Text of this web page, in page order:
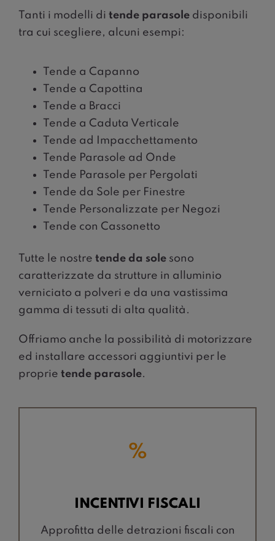
Tanti i modelli di tende parasoledisponibili
tra cui scegliere, alcuni esempi:
Tende a Capanno
Tende a Capottina
Tende a Bracci
Tende a Caduta Verticale
Tende ad Impacchettamento
Tende Parasole ad Onde
Tende Parasole per Pergolati
Tende da Sole per Finestre
Tende Personalizzate per Negozi
Tende con Cassonetto
Tutte le nostre tende da solesono
caratterizzate da strutture in alluminio
verniciato a polveri e da una vastissima
gamma di tessuti di alta qualità.
Offriamo anche la possibilità di motorizzare
ed installare accessori aggiuntivi per le
proprie tende parasole.
%
INCENTIVI FISCALI
Approfitta delle detrazioni fiscali con